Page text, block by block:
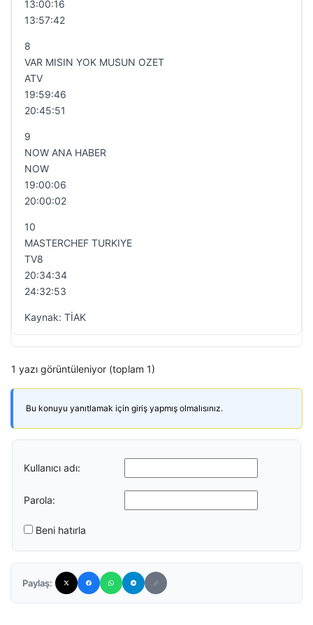
13:00:16
13:57:42
8
VAR MISIN YOK MUSUN OZET
ATV
19:59:46
20:45:51
9
NOW ANA HABER
NOW
19:00:06
20:00:02
10
MASTERCHEF TURKIYE
TV8
20:34:34
24:32:53
Kaynak: TİAK
1 yazı görüntüleniyor (toplam 1)
Bu konuyu yanıtlamak için giriş yapmış olmalısınız.
Kullanıcı adı:
Parola:
Beni hatırla
Paylaş: